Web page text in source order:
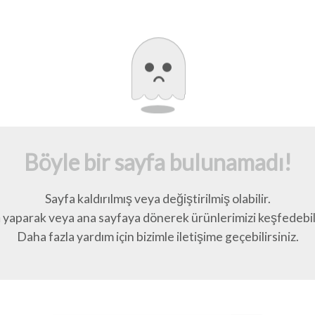
Böyle bir sayfa bulunamadı!
Sayfa kaldırılmış veya değiştirilmiş olabilir.
yaparak veya ana sayfaya dönerek ürünlerimizi
Daha fazla yardım için bizimle iletişime geçebilirsiniz.